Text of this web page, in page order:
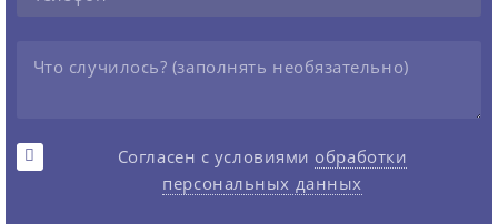
Согласен с условиями обработки
персональных данных